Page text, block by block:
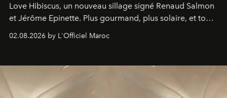
Love Hibiscus, un nouveau sillage signé Renaud Salmon
et Jérôme Epinette. Plus gourmand, plus solaire, et tout
02.08.2026 by L'Officiel Maroc